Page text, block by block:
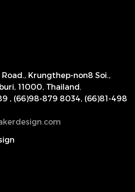
Krungthep-non8 Soi.,
11000, Thailand.
, (66)98-879 8034, (66)81-498